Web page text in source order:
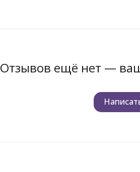
Отзывов ещё нет —